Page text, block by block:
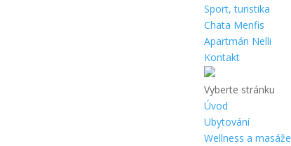
Sport, turistika
Chata Menfis
Apartmán Nelli
Kontakt
Vyberte stránku
Úvod
Ubytování
Wellness a masáže